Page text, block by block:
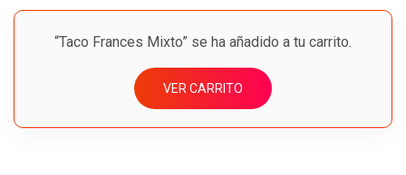
“Taco Frances Mixto” se ha añadido a tu carrito.
VER CARRITO